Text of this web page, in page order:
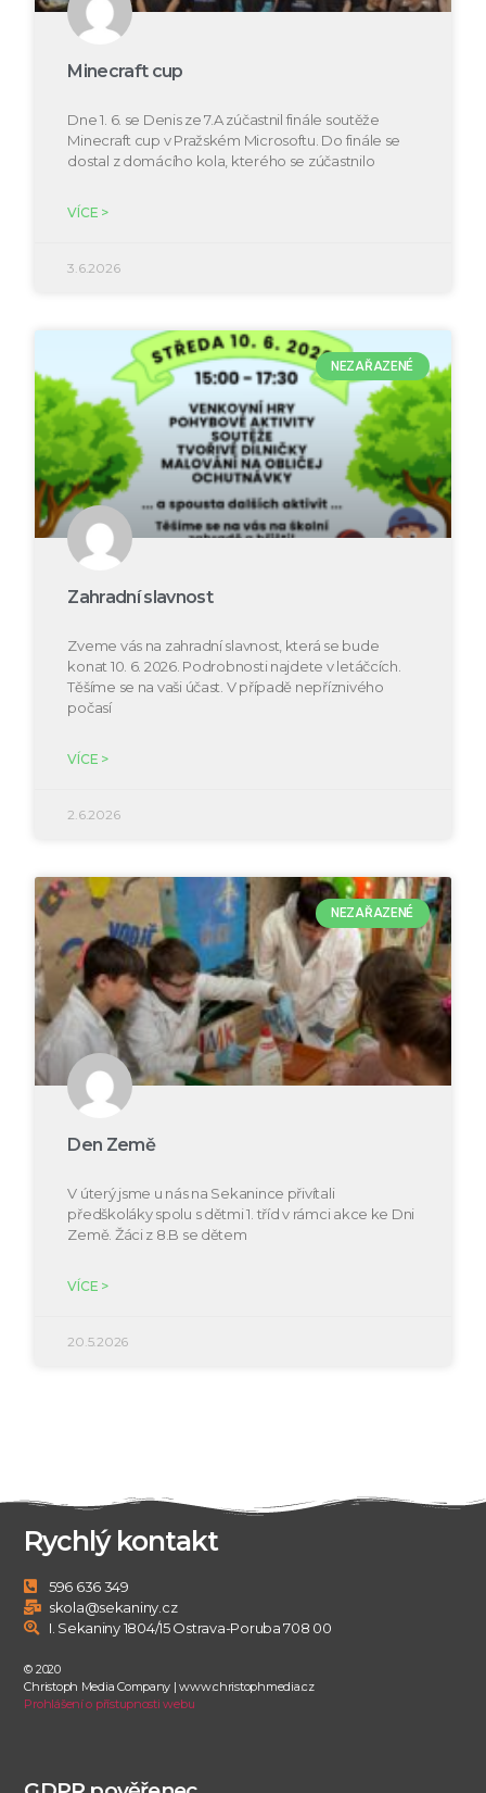
Minecraft cup
Dne 1. 6. se Denis ze 7.A zúčastnil finále soutěže
Minecraft cup v Pražském Microsoftu. Do finále se
dostal z domácího kola, kterého se zúčastnilo
VÍCE >
3.6.2026
NEZAŘAZENÉ
Zahradní slavnost
Zveme vás na zahradní slavnost, která se bude
konat 10. 6. 2026. Podrobnosti najdete v letáčcích.
Těšíme se na vaši účast. V případě nepříznivého
počasí
VÍCE >
2.6.2026
NEZAŘAZENÉ
Den Země
V úterý jsme u nás na Sekanince přivítali
předškoláky spolu s dětmi 1. tříd v rámci akce ke Dni
Země. Žáci z 8.B se dětem
VÍCE >
20.5.2026
Rychlý kontakt
596 636 349
skola@sekaniny.cz
I. Sekaniny 1804/15 Ostrava-Poruba 708 00
© 2020
Christoph Media Company | www.christophmedia.cz
Prohlášení o přístupnosti webu